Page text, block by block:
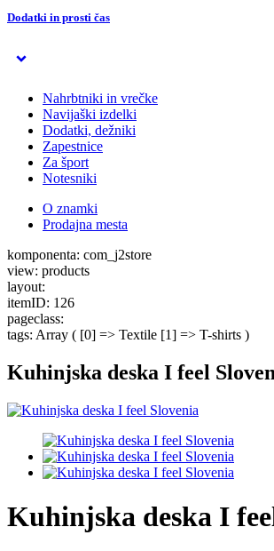
Dodatki in prosti čas
Nahrbtniki in vrečke
Navijaški izdelki
Dodatki, dežniki
Zapestnice
Za šport
Notesniki
O znamki
Prodajna mesta
komponenta: com_j2store
view: products
layout:
itemID: 126
pageclass:
tags: Array ( [0] => Textile [1] => T-shirts )
Kuhinjska deska I feel
Kuhinjska deska I